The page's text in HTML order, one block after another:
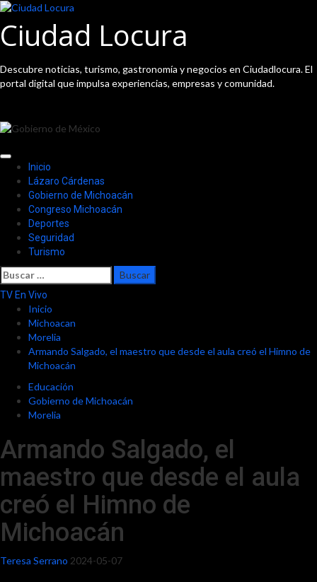
Saltar
contenido
Ciudad Locura
Descubre noticias, turismo, gastronomía y negocios en Ciudadlocura. El
portal digital que impulsa experiencias, empresas y comunidad.
Menú
principal
Inicio
Lázaro Cárdenas
Gobierno de Michoacán
Congreso Michoacán
Deportes
Seguridad
Turismo
Buscar:
TV En Vivo
Inicio
Michoacan
Morelia
Armando Salgado, el maestro que desde el aula creó el Himno de
Michoacán
Educación
Gobierno de Michoacán
Morelia
Armando Salgado, el
maestro que desde el aula
creó el Himno de
Michoacán
Teresa Serrano 2024-05-07